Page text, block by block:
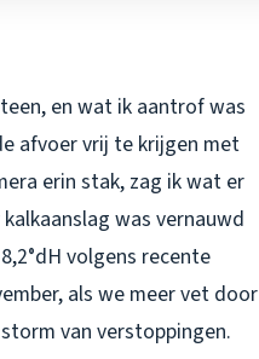
en wat ik aantrof was
afvoer vrij te krijgen met
erin stak, zag ik wat er
was vernauwd
volgens recente
als we meer vet door
van verstoppingen.